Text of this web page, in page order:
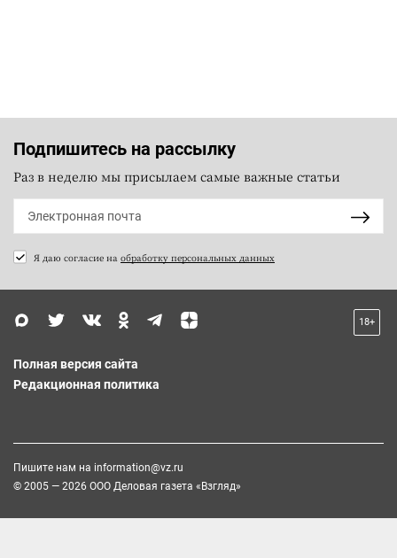
Подпишитесь на рассылку
Раз в неделю мы присылаем самые важные статьи
Я даю согласие на обработку персональных данных
18+
Полная версия сайта
Редакционная политика
Пишите нам на information@vz.ru
© 2005 — 2026 ООО Деловая газета «Взгляд»